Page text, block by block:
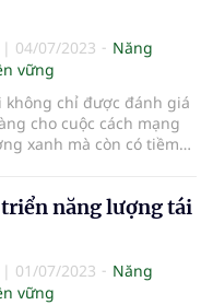
| 04/07/2023
Năng
vững
không chỉ được đánh giá
cho cuộc cách mạng
xanh mà còn có tiềm
Hội nghị lần thứ 28 Các
năng lượng tái
| 01/07/2023
Năng
vững